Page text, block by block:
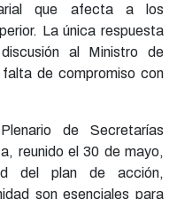
que afecta a los
La única respuesta
al Ministro de
de compromiso con
de Secretarías
reunido el 30 de mayo,
del plan de acción,
son esenciales para